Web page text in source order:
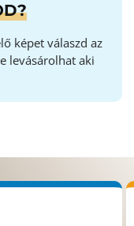
képet válaszd az
levásárolhat aki